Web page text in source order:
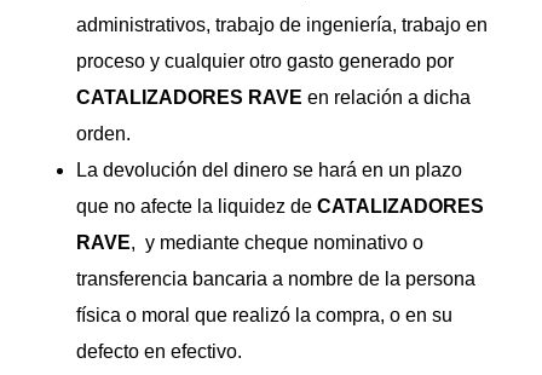
administrativos, trabajo de ingeniería, trabajo en
proceso y cualquier otro gasto generado por
CATALIZADORES RAVE en relación a dicha
orden.
La devolución del dinero se hará en un plazo
que no afecte la liquidez de CATALIZADORES
RAVE, y mediante cheque nominativo o
transferencia bancaria a nombre de la persona
física o moral que realizó la compra, o en su
defecto en efectivo.